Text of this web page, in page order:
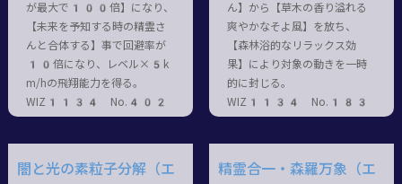
が最大で100倍】になり、
【未来を予知する時の精霊さ
んと合体する】事で回避率が
10倍になり、レベル×5k
m/hの飛翔能力を得る。
WIZ1134 No.402
ん】から【草木の香り溢れる
爽やかなそよ風】を放ち、
【森林浴的なリラックス効
果】により対象の動きを一時
的に封じる。
WIZ1134 No.183
闇と光の素粒子分解（エ
精霊合一・森羅万象（エ